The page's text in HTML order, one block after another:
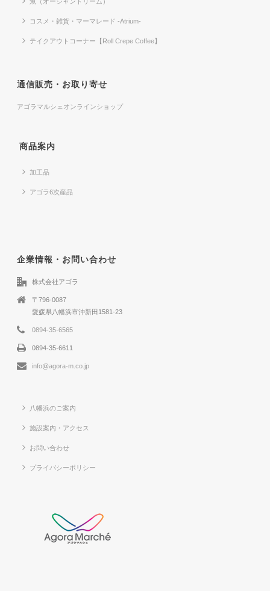
コスメ・雑貨・マーマレード -Atrium-
テイクアウトコーナー【Roll Crepe Coffee】
通信販売・お取り寄せ
アゴラマルシェオンラインショップ
商品案内
加工品
アゴラ6次産品
企業情報・お問い合わせ
株式会社アゴラ
〒796-0087
愛媛県八幡浜市沖新田1581-23
0894-35-6565
0894-35-6611
info@agora-m.co.jp
八幡浜のご案内
施設案内・アクセス
お問い合わせ
プライバシーポリシー